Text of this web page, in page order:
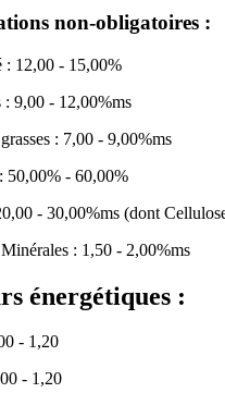
non-obligatoires :
: 12,00 - 15,00%
: 9,00 - 12,00%ms
: 7,00 - 9,00%ms
50,00% - 60,00%
- 30,00%ms (dont
: 1,50 - 2,00%ms
énergétiques :
- 1,20
- 1,20